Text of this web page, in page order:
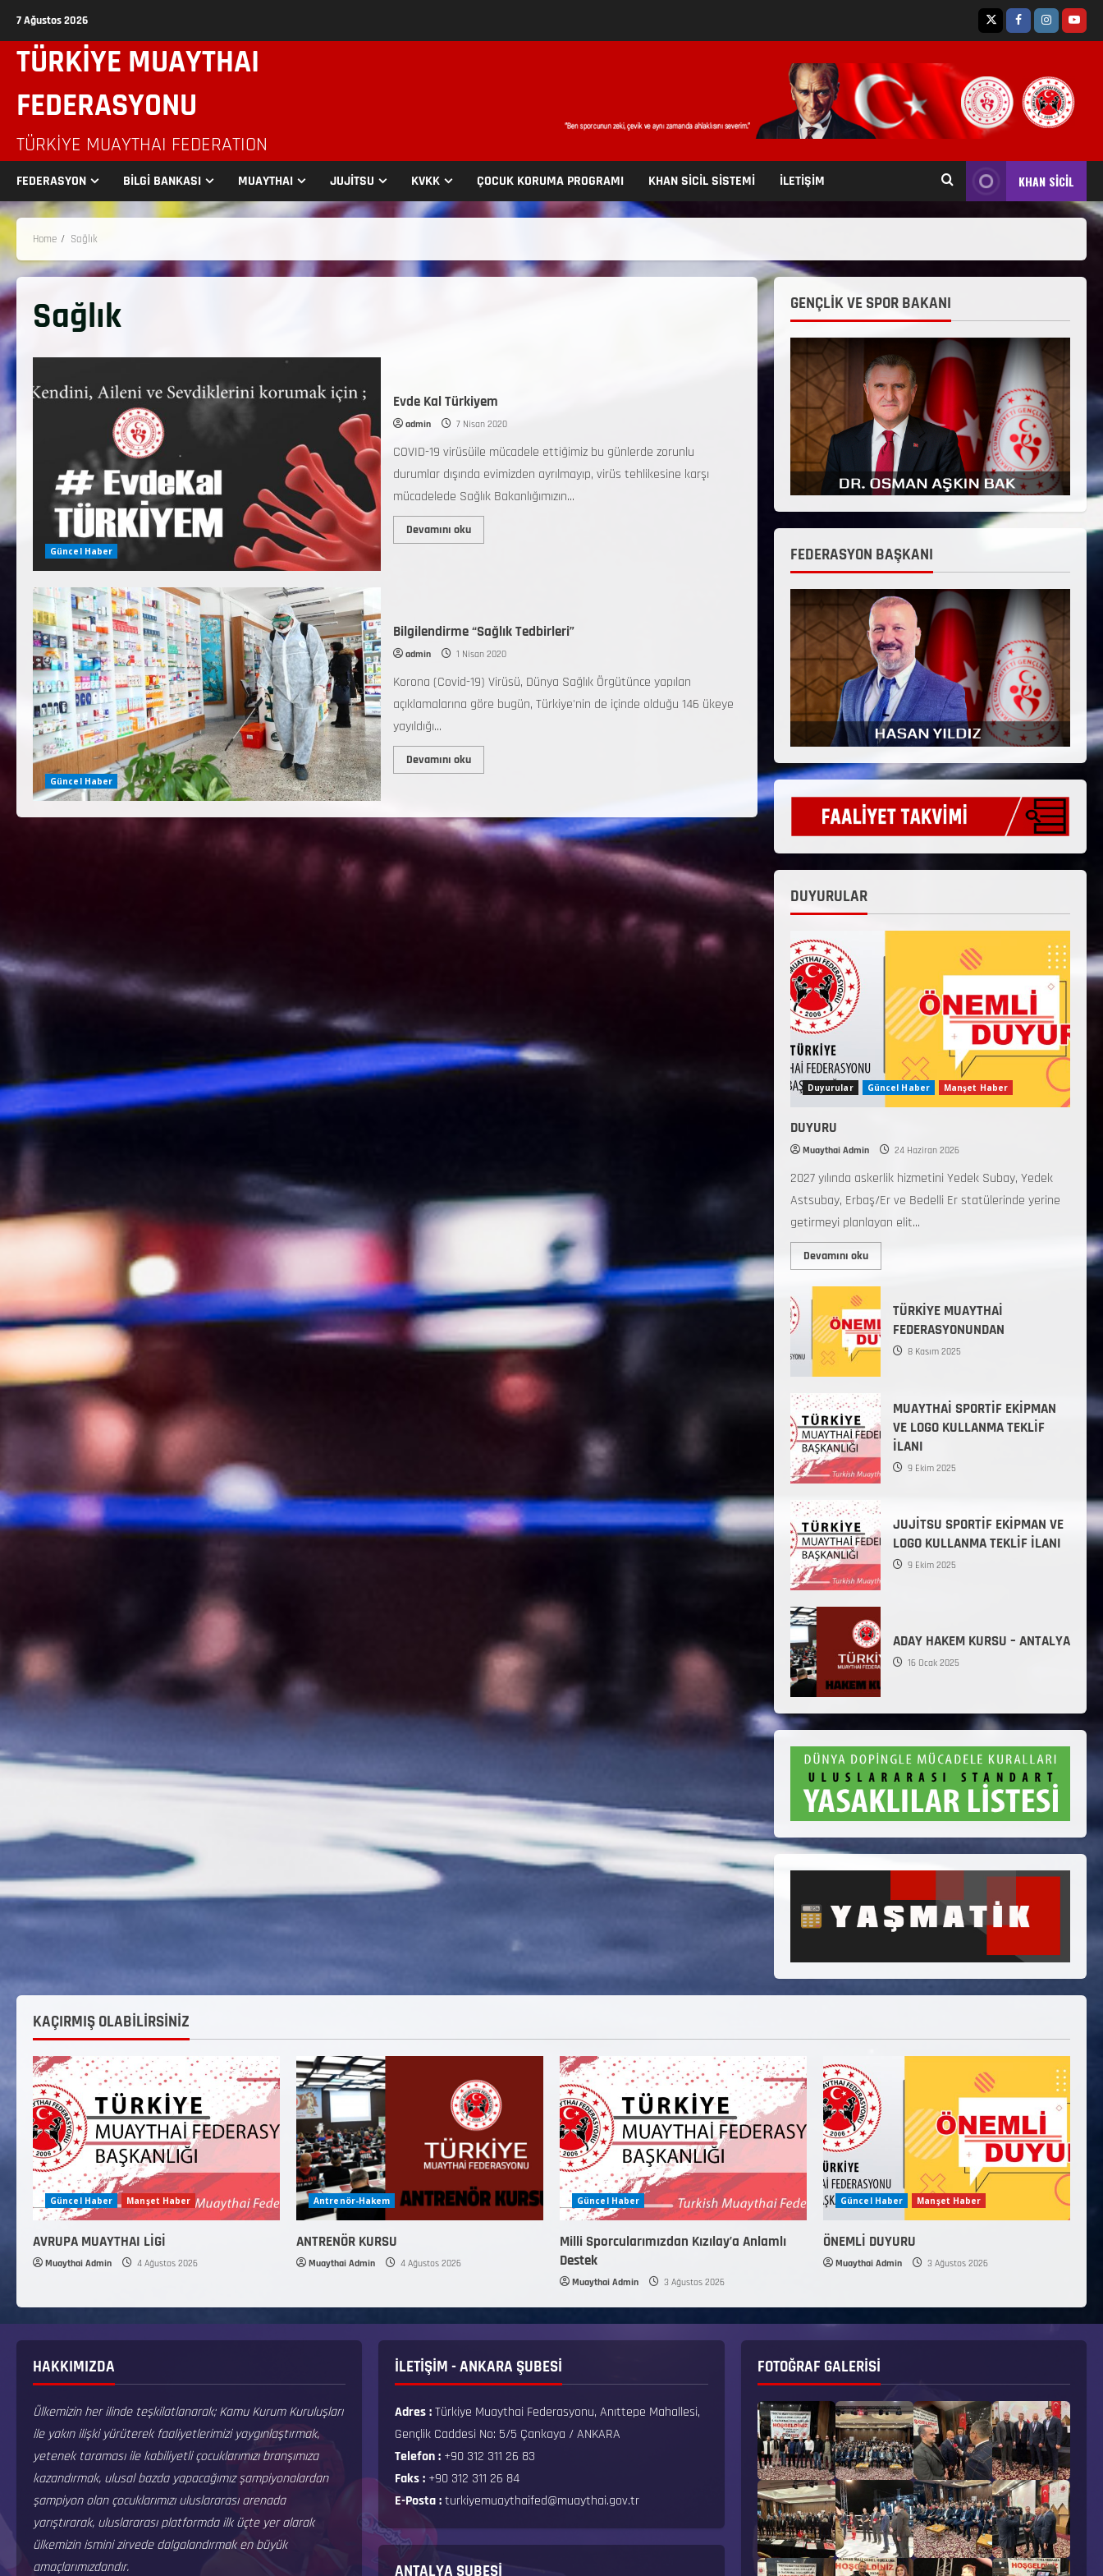
7 Ağustos 2026
TÜRKİYE MUAYTHAI
FEDERASYONU
TÜRKIYE MUAYTHAI FEDERATION
FEDERASYON BİLGİ BANKASI MUAYTHAI JUJİTSU KVKK ÇOCUK KORUMA PROGRAMI KHAN SİCİL SİSTEMİ İLETİŞİM KHAN SİCİL
Home Sağlık
Sağlık
Güncel Haber
Evde Kal Türkiyem
admin 7 Nisan 2020
COVID-19 virüsüile mücadele ettiğimiz bu günlerde zorunlu
durumlar dışında evimizden ayrılmayıp, virüs tehlikesine karşı
mücadelede Sağlık Bakanlığımızın...
Devamını oku
Güncel Haber
Bilgilendirme “Sağlık Tedbirleri”
admin 1 Nisan 2020
Korona (Covid-19) Virüsü, Dünya Sağlık Örgütünce yapılan
açıklamalarına göre bugün, Türkiye'nin de içinde olduğu 146 ükeye
yayıldığı...
Devamını oku
GENÇLİK VE SPOR BAKANI
FEDERASYON BAŞKANI
DUYURULAR
Duyurular Güncel Haber Manşet Haber
DUYURU
Muaythai Admin 24 Haziran 2026
2027 yılında askerlik hizmetini Yedek Subay, Yedek
Astsubay, Erbaş/Er ve Bedelli Er statülerinde yerine
getirmeyi planlayan elit...
Devamını oku
TÜRKİYE MUAYTHAİ
FEDERASYONUNDAN
8 Kasım 2025
MUAYTHAİ SPORTİF EKİPMAN
VE LOGO KULLANMA TEKLİF
İLANI
9 Ekim 2025
JUJİTSU SPORTİF EKİPMAN VE
LOGO KULLANMA TEKLİF İLANI
9 Ekim 2025
ADAY HAKEM KURSU – ANTALYA
16 Ocak 2025
KAÇIRMIŞ OLABİLİRSİNİZ
Güncel Haber Manşet Haber
AVRUPA MUAYTHAI LİGİ
Muaythai Admin 4 Ağustos 2026
Antrenör-Hakem
ANTRENÖR KURSU
Muaythai Admin 4 Ağustos 2026
Güncel Haber
Milli Sporcularımızdan Kızılay’a Anlamlı
Destek
Muaythai Admin 3 Ağustos 2026
Güncel Haber Manşet Haber
ÖNEMLİ DUYURU
Muaythai Admin 3 Ağustos 2026
HAKKIMIZDA
Ülkemizin her ilinde teşkilatlanarak; Kamu Kurum Kuruluşları
ile yakın ilişki yürüterek faaliyetlerimizi yaygınlaştırmak,
yetenek taraması ile kabiliyetli çocuklarımızı branşımıza
kazandırmak, ulusal bazda yapacağımız şampiyonalardan
şampiyon olan çocuklarımızı uluslararası arenada
yarıştırarak, uluslararası platformda ilk üçte yer alarak
ülkemizin ismini zirvede dalgalandırmak en büyük
amaçlarımızdandır.
İLETİŞİM - ANKARA ŞUBESİ
Adres :Türkiye Muaythai Federasyonu, Anıttepe Mahallesi,
Gençlik Caddesi No: 5/5 Çankaya / ANKARA
Telefon : +90 312 311 26 83
Faks : +90 312 311 26 84
E-Posta :turkiyemuaythaifed@muaythai.gov.tr
ANTALYA ŞUBESİ
FOTOĞRAF GALERISI